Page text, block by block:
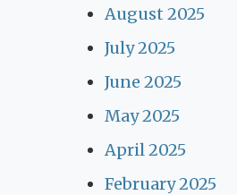
August 2025
July 2025
June 2025
May 2025
April 2025
February 2025